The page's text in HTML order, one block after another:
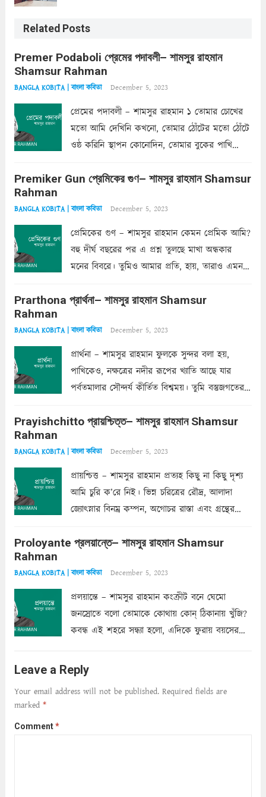
Related Posts
Premer Podaboli প্রেমের পদাবলী– শামসুর রাহমান
Shamsur Rahman
BANGLA KOBITA | বাংলা কবিতা December 5, 2023
প্রেমের পদাবলী – শামসুর রাহমান ১ তোমার চোখের
মতো আমি দেখিনি কখনো, তোমার ঠোঁটের মতো ঠোঁটে
ওষ্ঠ করিনি স্থাপন কোনোদিন, তোমার বুকের পাখি
কোথাও কি এরকম ছায়া দেয় ক্লান্তির প্রহরে? মুছে
Premiker Gun প্রেমিকের গুণ– শামসুর রাহমান Shamsur
Rahman
BANGLA KOBITA | বাংলা কবিতা December 5, 2023
প্রেমিকের গুণ – শামসুর রাহমান কেমন প্রেমিক আমি?
বহু দীর্ঘ বছরের পর এ প্রশ্ন তুলছে মাখা অন্ধকার
মনের বিবরে। তুমিও আমার প্রতি, হায়, তারাও এমন
একান্ত জরুরি- নইলে একটি দেয়াল নিমেষেই ভীষণ
Prarthona প্রার্থনা– শামসুর রাহমান Shamsur
Rahman
BANGLA KOBITA | বাংলা কবিতা December 5, 2023
প্রার্থনা – শামসুর রাহমান ফুলকে সুন্দর বলা হয়,
পাখিকেও, নক্ষত্রের নদীর রূপের খ্যাতি আছে যার
পর্বতমালার সৌন্দর্য কীর্তিত বিশ্বময়। তুমি বস্তুজগতের
তার সুষমায় পার্থক্য অনেক। তোমাকে সুন্দরী বলা চলে,
Prayishchitto প্রায়শ্চিত্ত– শামসুর রাহমান Shamsur
Rahman
BANGLA KOBITA | বাংলা কবিতা December 5, 2023
প্রায়শ্চিত্ত – শামসুর রাহমান প্রত্যহ কিছু না কিছু দৃশ্য
আমি চুরি ক’রে নিই। ভিন্ন চরিত্রের রৌদ্র, আলাদা
জ্যোৎস্নার বিনম্র কম্পন, অগোচর রাস্তা এবং গ্রন্থের
ছায়াচ্ছন্ন মোহন মিথুন মূর্তি, লোপামুদ্রা ভীষণ বিব্রত
Proloyante প্রলয়ান্তে– শামসুর রাহমান Shamsur
Rahman
BANGLA KOBITA | বাংলা কবিতা December 5, 2023
প্রলয়ান্তে – শামসুর রাহমান কংক্রীট বনে ঘেমো
জনস্রোতে বলো তোমাকে কোথায় কোন্‌ ঠিকানায় খুঁজি?
কবন্ধ এই শহরে সন্ধ্যা হলো, এদিকে ফুরায় বয়সের
আমার শরীরে সখ্য গড়ে, তোমার গহন ঊর্মিল যৌবন
আনে আশ্বন...
Leave a Reply
Your email address will not be published. Required fields are
marked *
Comment*